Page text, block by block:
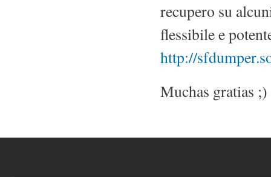
recupero su
flessibile e
http://
Muchas gratias ;)